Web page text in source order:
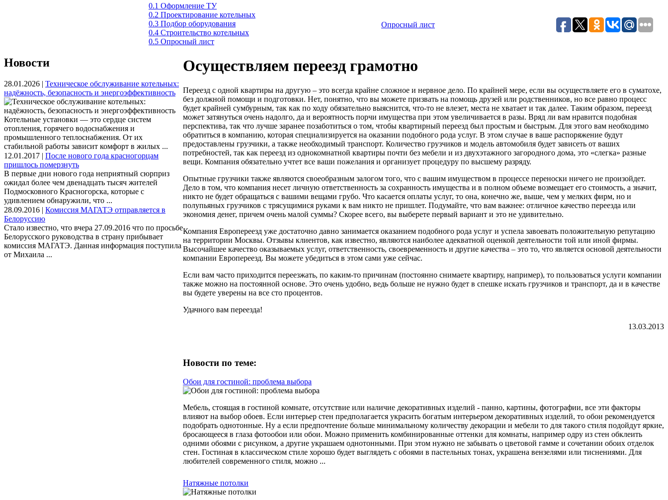
0.1 Оформление ТУ
0.2 Проектирование котельных
0.3 Подбор оборудования
0.4 Строительство котельных
0.5 Опросный лист
Опросный лист
Новости
28.01.2026 | Техническое обслуживание котельных:
надёжность, безопасность и энергоэффективность
Котельные установки — это сердце систем
отопления, горячего водоснабжения и
промышленного теплоснабжения. От их
стабильной работы зависит комфорт в жилых ...
12.01.2017 | После нового года красногорцам
пришлось померзнуть
В первые дни нового года неприятный сюрприз
ожидал более чем двенадцать тысяч жителей
Подмосковного Красногорска, которые с
удивлением обнаружили, что ...
28.09.2016 | Комиссия МАГАТЭ отправляется в
Белоруссию
Стало известно, что вчера 27.09.2016 что по просьбе
Белорусского руководства в страну прибывает
комиссия МАГАТЭ. Данная информация поступила
от Михаила ...
Осуществляем переезд грамотно
Переезд с одной квартиры на другую – это всегда крайне сложное и нервное дело. По крайней мере, если вы осуществляете его в суматохе,
без должной помощи и подготовки. Нет, понятно, что вы можете призвать на помощь друзей или родственников, но все равно процесс
будет крайней сумбурным, так как по ходу обязательно выяснится, что-то не влезет, места не хватает и так далее. Таким образом, переезд
может затянуться очень надолго, да и вероятность порчи имущества при этом увеличивается в разы. Вряд ли вам нравится подобная
перспектива, так что лучше заранее позаботиться о том, чтобы квартирный переезд был простым и быстрым. Для этого вам необходимо
обратиться в компанию, которая специализируется на оказании подобного рода услуг. В этом случае в ваше распоряжение будут
предоставлены грузчики, а также необходимый транспорт. Количество грузчиков и модель автомобиля будет зависеть от ваших
потребностей, так как переезд из однокомнатной квартиры почти без мебели и из двухэтажного загородного дома, это «слегка» разные
вещи. Компания обязательно учтет все ваши пожелания и организует процедуру по высшему разряду.
Опытные грузчики также являются своеобразным залогом того, что с вашим имуществом в процессе переноски ничего не произойдет.
Дело в том, что компания несет личную ответственность за сохранность имущества и в полном объеме возмещает его стоимость, а значит,
никто не будет обращаться с вашими вещами грубо. Что касается оплаты услуг, то она, конечно же, выше, чем у мелких фирм, но и
полупьяных грузчиков с трясущимися руками к вам никто не пришлет. Подумайте, что вам важнее: отличное качество переезда или
экономия денег, причем очень малой суммы? Скорее всего, вы выберете первый вариант и это не удивительно.
Компания Европереезд уже достаточно давно занимается оказанием подобного рода услуг и успела завоевать положительную репутацию
на территории Москвы. Отзывы клиентов, как известно, являются наиболее адекватной оценкой деятельности той или иной фирмы.
Высочайшее качество оказываемых услуг, ответственность, своевременность и другие качества – это то, что является основой деятельности
компании Европереезд. Вы можете убедиться в этом сами уже сейчас.
Если вам часто приходится переезжать, по каким-то причинам (постоянно снимаете квартиру, например), то пользоваться услуги компании
также можно на постоянной основе. Это очень удобно, ведь больше не нужно будет в спешке искать грузчиков и транспорт, да и в качестве
вы будете уверены на все сто процентов.
Удачного вам переезда!
13.03.2013
Новости по теме:
Обои для гостиной: проблема выбора
Мебель, стоящая в гостиной комнате, отсутствие или наличие декоративных изделий - панно, картины, фотографии, все эти факторы
влияют на выбор обоев. Если интерьер стен предполагается украсить богатым интерьером декоративных изделий, то обои рекомендуется
подобрать однотонные. Ну а если предпочтение больше минимальному количеству декорации и мебели то для такого стиля подойдут яркие,
бросающееся в глаза фотообои или обои. Можно применить комбинированные оттенки для комнаты, например одру из стен обклеить
одними обоями с рисунком, а другие украшаем однотонными. При этом нужно не забывать о цветовой гамме и сочетании обоих отделок
стен. Гостиная в классическом стиле хорошо будет выглядеть с обоями в пастельных тонах, украшена вензелями или тиснениями. Для
любителей современного стиля, можно ...
Натяжные потолки